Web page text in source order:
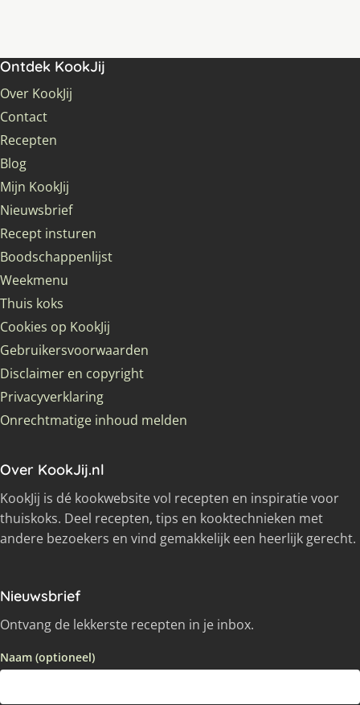
Ontdek KookJij
Over KookJij
Contact
Recepten
Blog
Mijn KookJij
Nieuwsbrief
Recept insturen
Boodschappenlijst
Weekmenu
Thuis koks
Cookies op KookJij
Gebruikersvoorwaarden
Disclaimer en copyright
Privacyverklaring
Onrechtmatige inhoud melden
Over KookJij.nl
KookJij is dé kookwebsite vol recepten en inspiratie voor
thuiskoks. Deel recepten, tips en kooktechnieken met
andere bezoekers en vind gemakkelijk een heerlijk gerecht.
Nieuwsbrief
Ontvang de lekkerste recepten in je inbox.
Naam (optioneel)